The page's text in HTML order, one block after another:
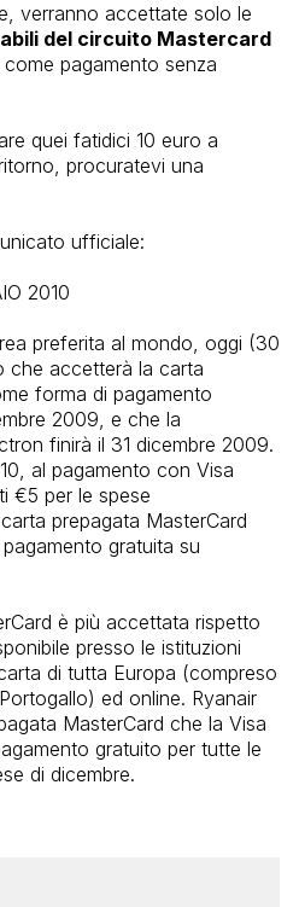
verranno accettate solo le
del circuito Mastercard
pagamento senza
quei fatidici 10 euro a
procuratevi una
ufficiale:
2010
preferita al mondo, oggi (30
che accetterà la carta
forma di pagamento
2009, e che la
finirà il 31 dicembre 2009.
al pagamento con Visa
€5 per le spese
prepagata MasterCard
gratuita su
è più accettata rispetto
presso le istituzioni
di tutta Europa (compreso
ed online. Ryanair
MasterCard che la Visa
gratuito per tutte le
di dicembre.